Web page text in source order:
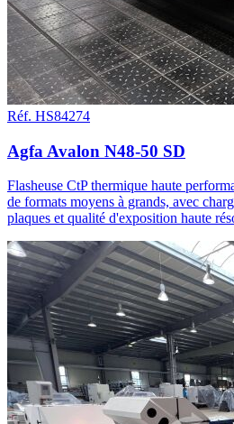
Réf. HS84274
Agfa Avalon N48-50 SD
Flasheuse CtP thermique haute
de formats moyens à grands, avec
plaques et qualité d'exposition haute